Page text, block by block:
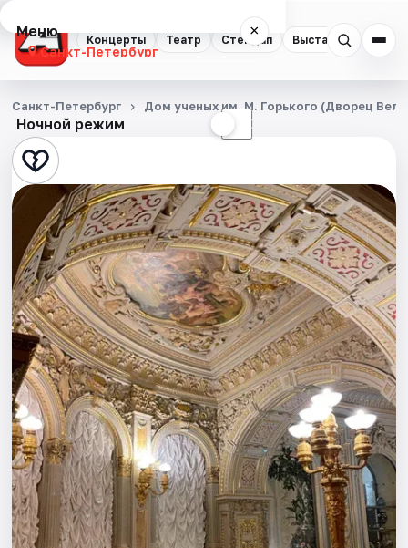
Концерты Театр Стендап Выставки
Меню ×
Санкт-Петербург
Концерты
Театр
Стендап
Выставки
Квесты
Экскурсии
Спорт
События
Города
Площадки
Артисты
Ночной режим ☾
Санкт-Петербург Дом ученых им. М. Горького (Дворец